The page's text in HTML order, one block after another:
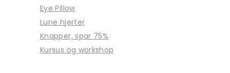
Eye Pillow
Lune hjerter
Knapper, spar 75%
Kursus og workshop